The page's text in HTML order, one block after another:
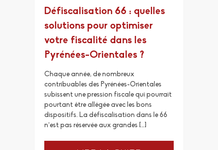
Défiscalisation 66 : quelles
solutions pour optimiser
votre fiscalité dans les
Pyrénées-Orientales ?
Chaque année, de nombreux
contribuables des Pyrénées-Orientales
subissent une pression fiscale qui pourrait
pourtant être allégée avec les bons
dispositifs. La défiscalisation dans le 66
n’est pas réservée aux grandes […]